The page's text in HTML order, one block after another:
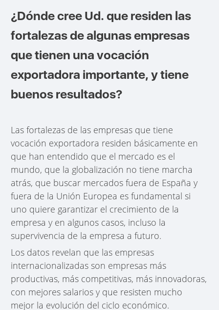
¿Dónde cree Ud. que residen las
fortalezas de algunas empresas
que tienen una vocación
exportadora importante, y tiene
buenos resultados?
Las fortalezas de las empresas que tiene
vocación exportadora residen básicamente en
que han entendido que el mercado es el
mundo, que la globalización no tiene marcha
atrás, que buscar mercados fuera de España y
fuera de la Unión Europea es fundamental si
uno quiere garantizar el crecimiento de la
empresa y en algunos casos, incluso la
supervivencia de la empresa a futuro.
Los datos revelan que las empresas
internacionalizadas son empresas más
productivas, más competitivas, más innovadoras,
con mejores salarios y que resisten mucho
mejor la evolución del ciclo económico.